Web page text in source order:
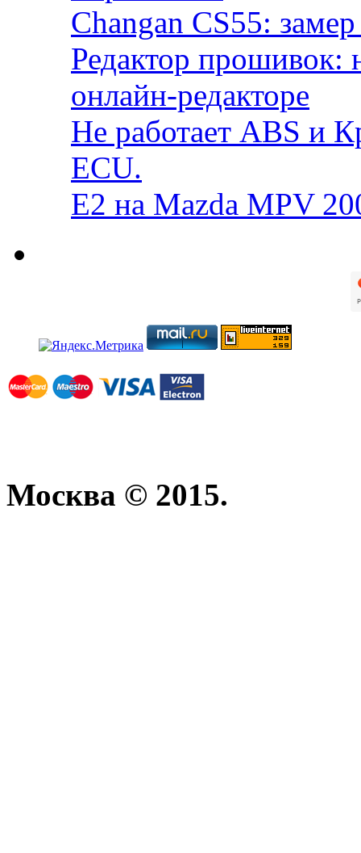
Changan CS55:
Редактор прошивок:
онлайн-редакторе
Не работает ABS и
ECU.
E2 на Mazda MPV
Москва © 2015.